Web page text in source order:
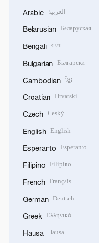
Arabic العربية
Belarusian Беларуская
Bengali বাংলা
Bulgarian Български
Cambodian ខ្មែរ
Croatian Hrvatski
Czech Český
English English
Esperanto Esperanto
Filipino Filipino
French Français
German Deutsch
Greek Ελληνικά
Hausa Hausa